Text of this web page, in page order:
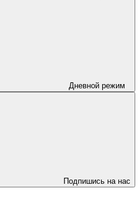
Дневной режим
Подпишись на нас